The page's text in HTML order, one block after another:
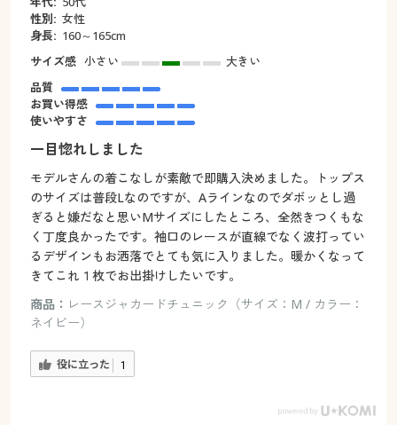
性別: 女性
身長: 160～165cm
サイズ感 小さい
大きい
品質
お買い得感
使いやすさ
一目惚れしました
モデルさんの着こなしが素敵で即購入決めました。トップス
のサイズは普段Lなのですが、Aラインなのでダボッとし過
ぎると嫌だなと思いMサイズにしたところ、全然きつくもな
く丁度良かったです。袖口のレースが直線でなく波打ってい
るデザインもお洒落でとても気に入りました。暖かくなって
きてこれ１枚でお出掛けしたいです。
商品： レースジャカードチュニック（サイズ：M / カラー：
ネイビー）
役に立った 1